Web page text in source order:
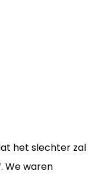
het slechter zal
We waren